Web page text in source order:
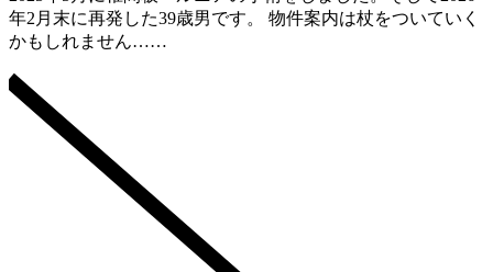
年2月末に再発した39歳男です。 物件案内は杖をついていく
かもしれません……